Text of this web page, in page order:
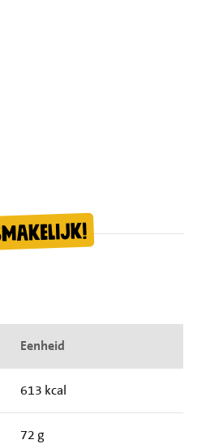
Eenheid
613 kcal
72 g